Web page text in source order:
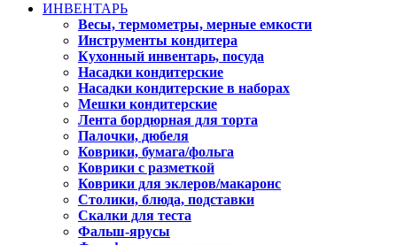
ИНВЕНТАРЬ
Весы, термометры, мерные емкости
Инструменты кондитера
Кухонный инвентарь, посуда
Насадки кондитерские
Насадки кондитерские в наборах
Мешки кондитерские
Лента бордюрная для торта
Палочки, дюбеля
Коврики, бумага/фольга
Коврики с разметкой
Коврики для эклеров/макаронс
Столики, блюда, подставки
Скалки для теста
Фальш-ярусы